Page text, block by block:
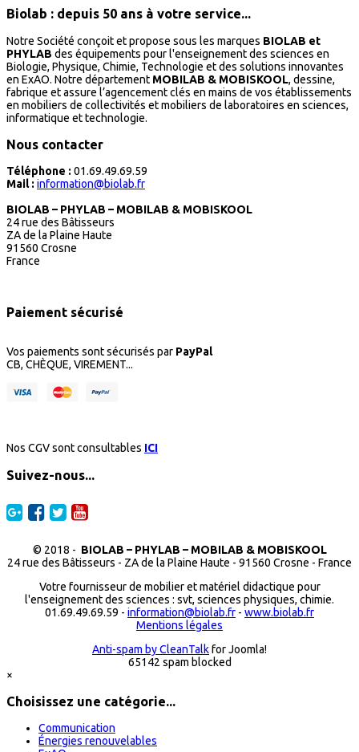
Biolab : depuis 50 ans à votre service...
Notre Société conçoit et propose sous les marques BIOLAB et
PHYLAB des équipements pour l'enseignement des sciences en
Biologie, Physique, Chimie, Technologie et des solutions innovantes
en ExAO. Notre département MOBILAB & MOBISKOOL, dessine,
fabrique et assure l’agencement clés en mains de vos établissements
en mobiliers de collectivités et mobiliers de laboratoires en sciences,
informatique et technologie.
Nous contacter
Téléphone : 01.69.49.69.59
Mail : information@biolab.fr
BIOLAB – PHYLAB – MOBILAB & MOBISKOOL
24 rue des Bâtisseurs
ZA de la Plaine Haute
91560 Crosne
France
Paiement sécurisé
Vos paiements sont sécurisés par PayPal
CB, CHÈQUE, VIREMENT...
Nos CGV sont consultables ICI
Suivez-nous...
© 2018 - BIOLAB – PHYLAB – MOBILAB & MOBISKOOL
24 rue des Bâtisseurs - ZA de la Plaine Haute - 91560 Crosne - France
Votre fournisseur de mobilier et matériel didactique pour
l'enseignement des sciences : svt, sciences physiques, chimie.
01.69.49.69.59 - information@biolab.fr - www.biolab.fr
Mentions légales
Anti-spam by CleanTalkfor Joomla!
65142 spam blocked
×
Choisissez une catégorie...
Communication
Énergies renouvelables